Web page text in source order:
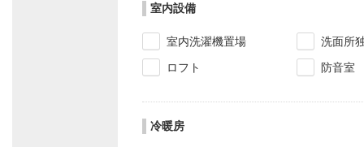
室内設備
室内洗濯機置場
洗面所
ロフト
防音室
冷暖房